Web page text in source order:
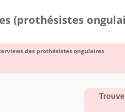
(prothésistes
des prothésistes ongulaires